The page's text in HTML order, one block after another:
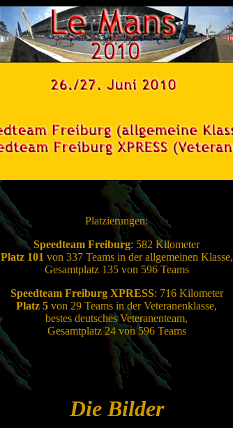
Platzierungen:
Speedteam Freiburg: 582 Kilometer
Platz 101 von 337 Teams in der allgemeinen Klasse,
Gesamtplatz 135 von 596 Teams
Speedteam Freiburg XPRESS: 716 Kilometer
Platz 5 von 29 Teams in der Veteranenklasse,
bestes deutsches Veteranenteam,
Gesamtplatz 24 von 596 Teams
Die Bilder